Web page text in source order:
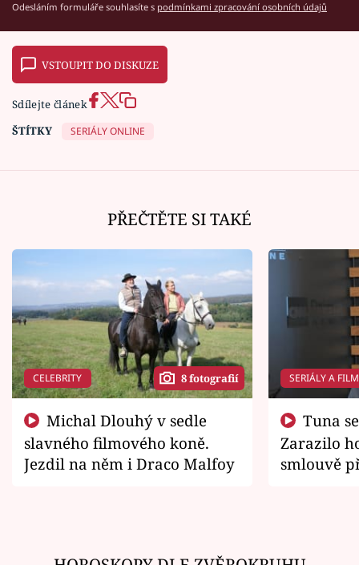
Odesláním formuláře souhlasíte s podmínkami zpracování osobních údajů
VSTOUPIT DO DISKUZE
Sdílejte článek
ŠTÍTKY
SERIÁLY ONLINE
PŘEČTĚTE SI TAKÉ
CELEBRITY 8 fotografií
slavného filmového koně.
Jezdil na něm i Draco Malfoy
SERIÁLY A
Zarazilo
smlouvě